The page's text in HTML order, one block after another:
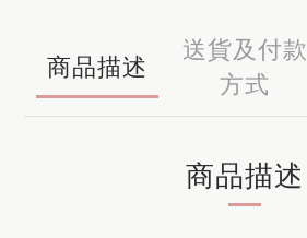
商品描述
送貨及付款
方式
商品描述